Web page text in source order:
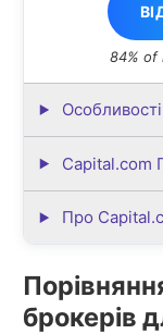
84% of
Capital.com
Про
брокерів